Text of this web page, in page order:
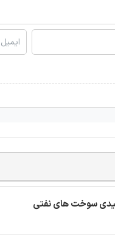
سوخت های نفتی